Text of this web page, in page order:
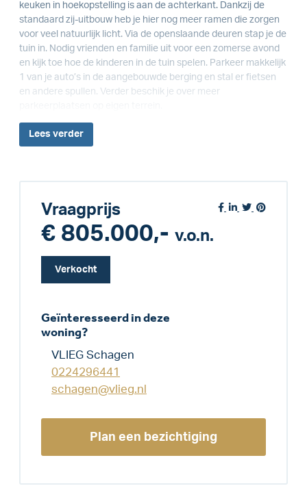
keuken in hoekopstelling is aan de achterkant. Dankzij de
standaard zij-uitbouw heb je hier nog meer ramen die zorgen
voor veel natuurlijk licht. Via de openslaande deuren stap je de
tuin in. Nodig vrienden en familie uit voor een zomerse avond
en kijk toe hoe de kinderen in de tuin spelen. Parkeer makkelijk
1 van je auto’s in de aangebouwde berging en stal er fietsen
en andere spullen. Verder beschik je over meer
Lees verder
Vraagprijs
€ 805.000,- v.o.n.
Verkocht
Geïnteresseerd in deze
woning?
VLIEG Schagen
0224296441
schagen@vlieg.nl
Plan een bezichtiging